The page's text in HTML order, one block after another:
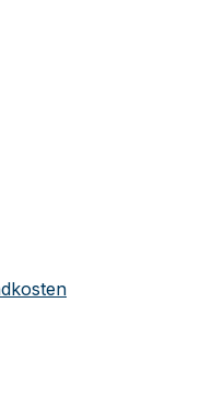
4.86 von 5 Sternen